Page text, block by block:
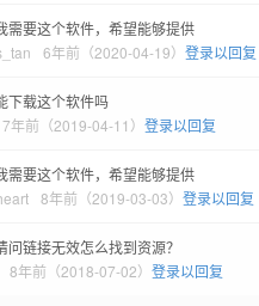
需要这个软件，希望能够提供
6年前（2020-04-19） 登录以回复
下载这个软件吗
7年前（2019-04-11） 登录以回复
需要这个软件，希望能够提供
8年前（2019-03-03） 登录以回复
问链接无效怎么找到资源？
8年前（2018-07-02） 登录以回复